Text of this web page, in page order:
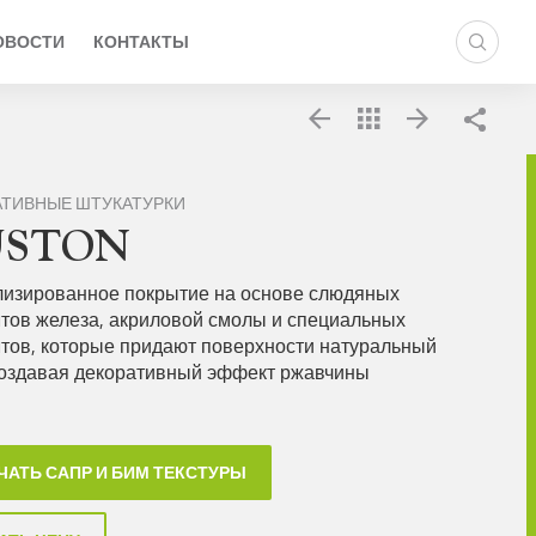
КОНТАКТЫ
ШТУКАТУРКИ
покрытие на основе слюдяных
железа, акриловой смолы и специальных
которые придают поверхности натуральный
декоративный эффект ржавчины
САПР И БИМ ТЕКСТУРЫ